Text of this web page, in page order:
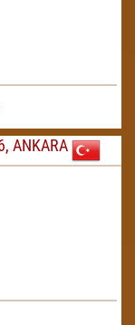
ANKARA